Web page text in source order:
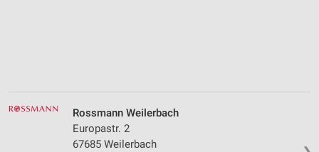
Rossmann Weilerbach
Europastr. 2
67685 Weilerbach